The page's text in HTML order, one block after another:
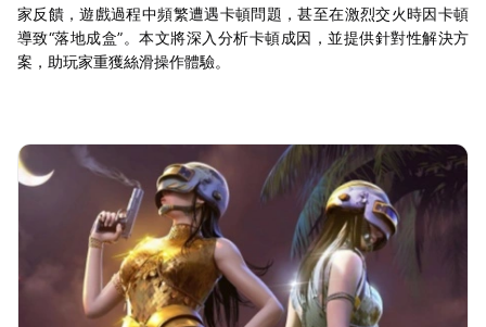
家反饋，遊戲過程中頻繁遭遇卡頓問題，甚至在激烈交火時因卡頓
導致“落地成盒”。本文將深入分析卡頓成因，並提供針對性解決方
案，助玩家重獲絲滑操作體驗。